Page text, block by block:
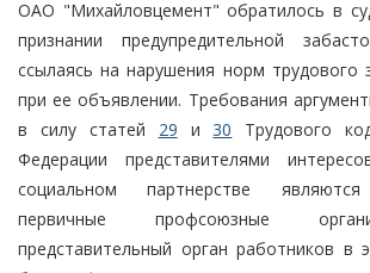
ОАО "Михайловцемент" обратилось в
признании предупредительной
ссылаясь на нарушения норм трудового
при ее объявлении. Требования
в силу статей 29 и30 Трудового
Федерации представителями
социальном партнерстве являются
первичные профсоюзные
представительный орган работников в